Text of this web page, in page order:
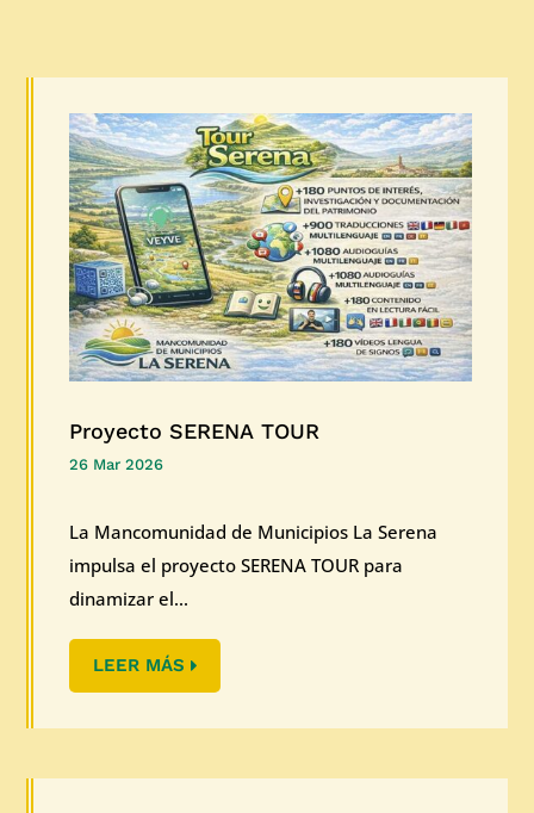
Proyecto SERENA TOUR
26 Mar 2026
La Mancomunidad de Municipios La Serena
impulsa el proyecto SERENA TOUR para
dinamizar el...
LEER MÁS